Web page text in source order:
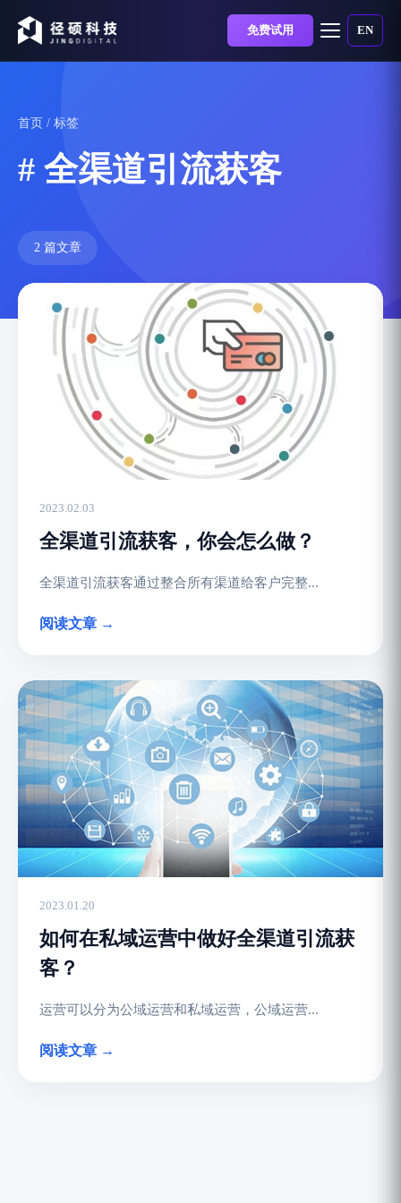
免费试用 EN
首页 / 标签
# 全渠道引流获客
2 篇文章
2023.02.03
全渠道引流获客，你会怎么做？
全渠道引流获客通过整合所有渠道给客户完整...
阅读文章 →
2023.01.20
如何在私域运营中做好全渠道引流获
客？
运营可以分为公域运营和私域运营，公域运营...
阅读文章 →